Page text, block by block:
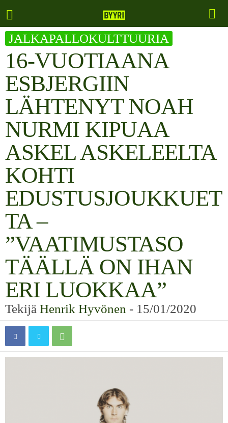
JALKAPALLOKULTTUURIA
16-VUOTIAANA
ESBJERGIIN
LÄHTENYT NOAH
NURMI KIPUAA
ASKEL ASKELEELTA
KOHTI
EDUSTUSJOUKKUET
TA –
”VAATIMUSTASO
TÄÄLLÄ ON IHAN
ERI LUOKKAA”
Tekijä Henrik Hyvönen - 15/01/2020